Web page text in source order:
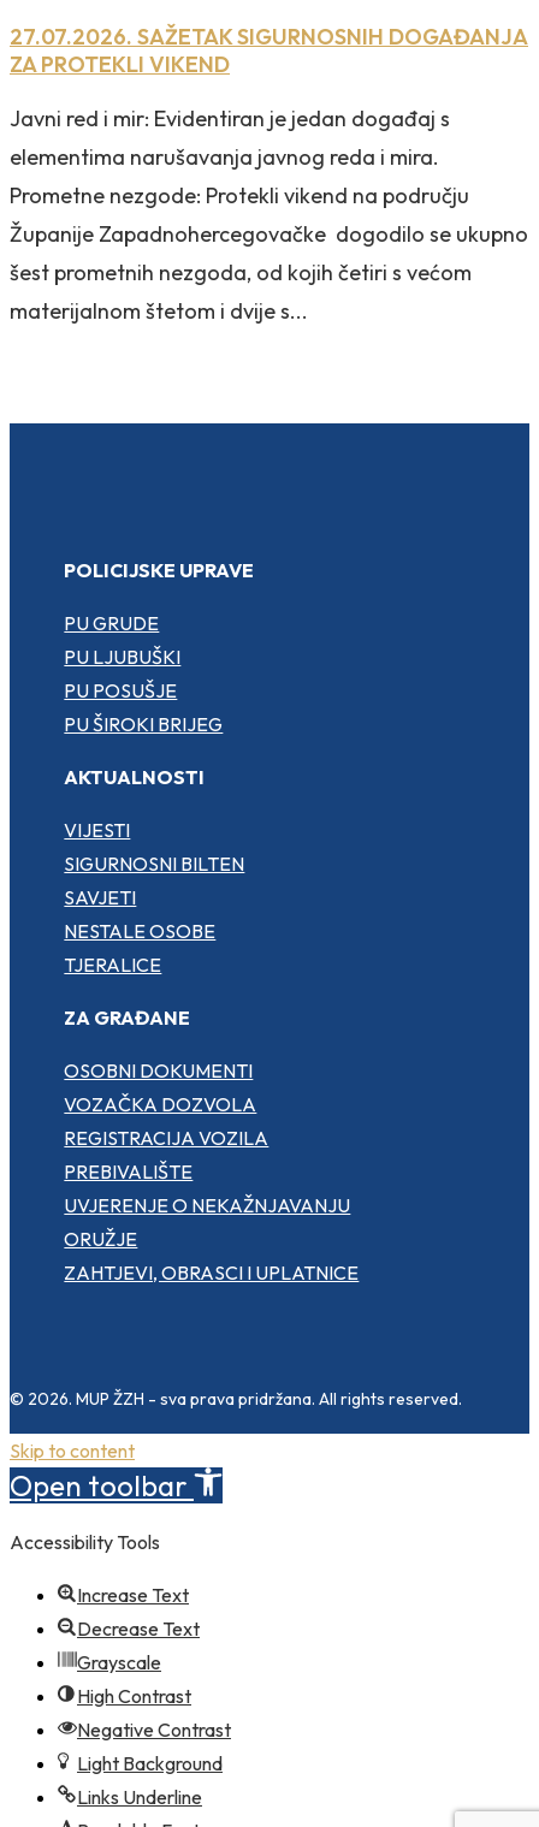
27.07.2026. SAŽETAK SIGURNOSNIH DOGAĐANJA
ZA PROTEKLI VIKEND
Javni red i mir: Evidentiran je jedan događaj s
elementima narušavanja javnog reda i mira.
Prometne nezgode: Protekli vikend na području
Županije Zapadnohercegovačke dogodilo se ukupno
šest prometnih nezgoda, od kojih četiri s većom
materijalnom štetom i dvije s...
POLICIJSKE UPRAVE
PU GRUDE
PU LJUBUŠKI
PU POSUŠJE
PU ŠIROKI BRIJEG
AKTUALNOSTI
VIJESTI
SIGURNOSNI BILTEN
SAVJETI
NESTALE OSOBE
TJERALICE
ZA GRAĐANE
OSOBNI DOKUMENTI
VOZAČKA DOZVOLA
REGISTRACIJA VOZILA
PREBIVALIŠTE
UVJERENJE O NEKAŽNJAVANJU
ORUŽJE
ZAHTJEVI, OBRASCI I UPLATNICE
© 2026. MUP ŽZH - sva prava pridržana. All rights reserved.
Skip to content
Open toolbar
Accessibility Tools
Increase Text
Decrease Text
Grayscale
High Contrast
Negative Contrast
Light Background
Links Underline